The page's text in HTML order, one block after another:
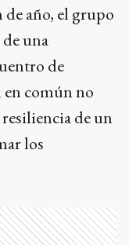
de año, el grupo
una
de
en común no
de un
los